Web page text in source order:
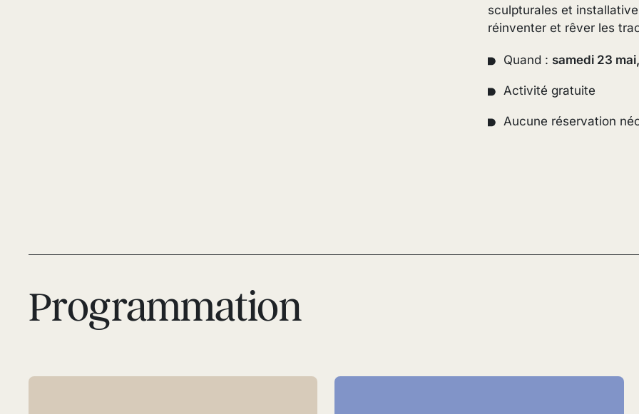
sculpturales et
réinventer et rêver les
Quand : samedi 23
Activité gratuite
Aucune réservation
Programmation